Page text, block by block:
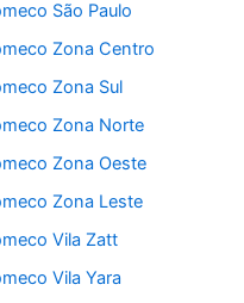
São Paulo
Zona Centro
Zona Sul
Zona Norte
Zona Oeste
Zona Leste
Vila Zatt
Vila Yara